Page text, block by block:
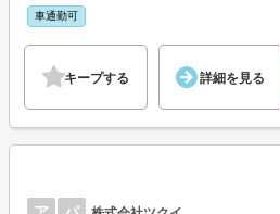
車通勤可
キープする 詳細を見る